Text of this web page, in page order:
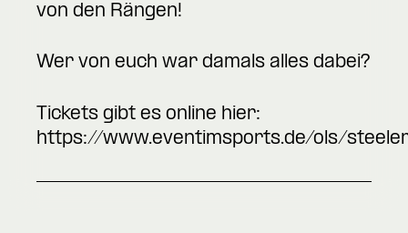
von den Rängen!
Wer von euch war damals alles dabei?
Tickets gibt es online hier:
https://www.eventimsports.de/ols/